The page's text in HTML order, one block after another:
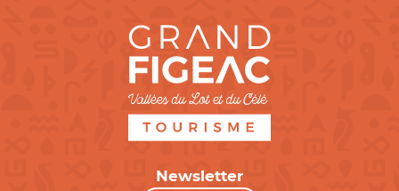
Newsletter